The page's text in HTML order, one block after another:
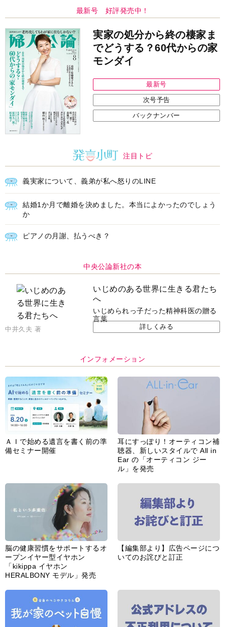
最新号 好評発売中！
実家の処分から終の棲家ま
でどうする？60代からの家
モンダイ
最新号
次号予告
バックナンバー
注目トピ
義実家について、義弟が私へ怒りのLINE
結婚1か月で離婚を決めました。本当によかったのでしょう
か
ピアノの月謝、払うべき？
中央公論新社の本
いじめのある世界に生きる君たち
へ
いじめられっ子だった精神科医の贈る
言葉
中井久夫 著 詳しくみる
インフォメーション
ＡＩで始める遺言を書く前の準
備セミナー開催
耳にすっぽり！オーティコン補
聴器、新しいスタイルで All in
Ear の「オーティコン ジー
ル」を発売
脳の健康習慣をサポートするオ
ープンイヤー型イヤホン
「kikippa イヤホン
HERALBONY モデル」発売
【編集部より】広告ページにつ
いてのお詫びと訂正